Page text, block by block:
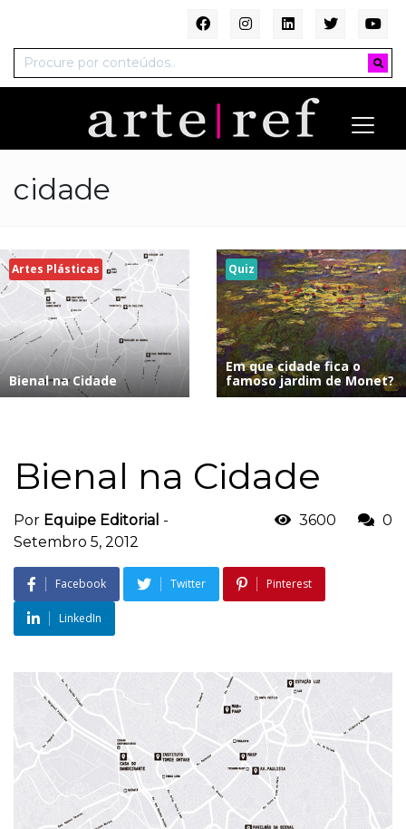
cidade
Artes Plásticas
Bienal na Cidade
Quiz
Em que cidade fica o
famoso jardim de Monet?
Bienal na Cidade
Por Equipe Editorial -
Setembro 5, 2012
3600 0
Facebook Twitter Pinterest
LinkedIn